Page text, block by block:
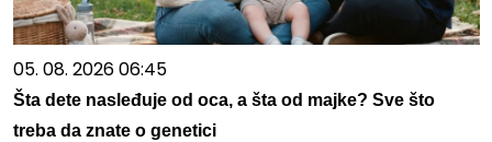
05. 08. 2026 06:45
Šta dete nasleđuje od oca, a šta od majke? Sve što
treba da znate o genetici